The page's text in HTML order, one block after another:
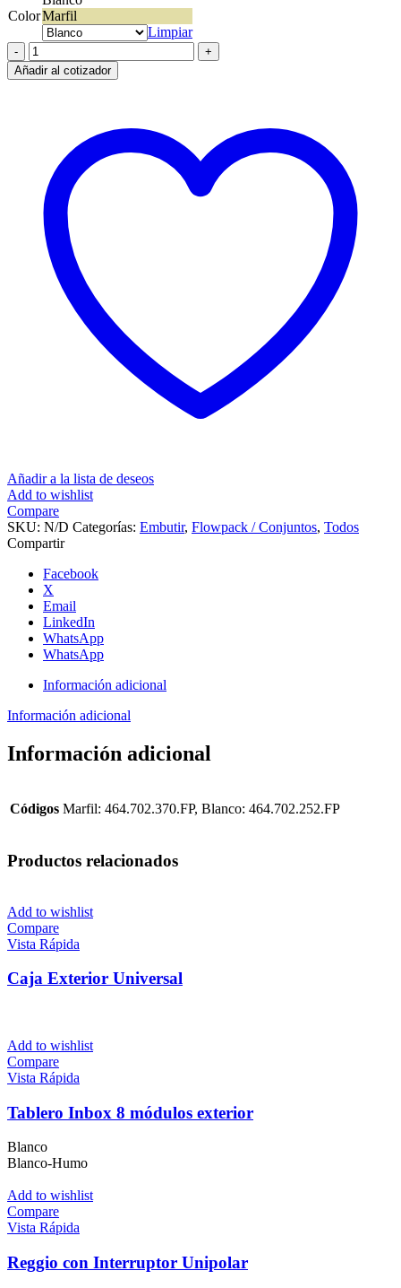
ColorMarfil
Limpiar
Reggio
con
Schuko
Añadir al cotizador
Añadir a la lista de deseos
Add to wishlist
Compare
SKU: N/D Categorías: Embutir, Flowpack / Conjuntos, Todos
Compartir
Facebook
X
Email
LinkedIn
WhatsApp
WhatsApp
Información adicional
Información adicional
Información adicional
Códigos Marfil: 464.702.370.FP, Blanco: 464.702.252.FP
Productos relacionados
Add to wishlist
Compare
Vista Rápida
Caja Exterior Universal
Add to wishlist
Compare
Vista Rápida
Tablero Inbox 8 módulos exterior
Blanco
Blanco-Humo
Add to wishlist
Compare
Vista Rápida
Reggio con Interruptor Unipolar